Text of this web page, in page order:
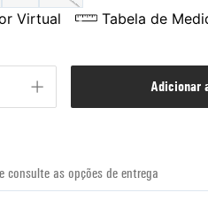
Virtual Tabela de
adicionar